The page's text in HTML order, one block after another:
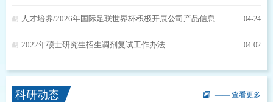
人才培养/2026年国际足联世界杯积极开展公司产品信息化建设，着力推动人才培养高质量发展 04-24
2022年硕士研究生招生调剂复试工作办法 04-02
科研动态 —— 查看更多